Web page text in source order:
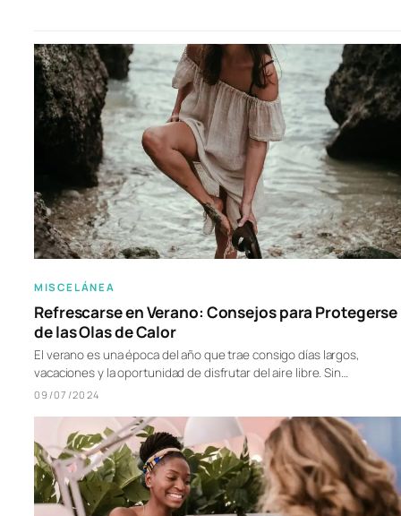
MISCELÁNEA
Refrescarse en Verano: Consejos para Protegerse
de las Olas de Calor
El verano es una época del año que trae consigo días largos,
vacaciones y la oportunidad de disfrutar del aire libre. Sin…
09/07/2024